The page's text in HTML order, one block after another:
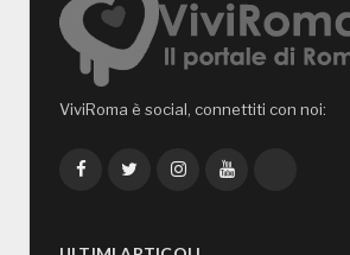
ViviRoma è social, connettiti con noi:
FacebookTwitterInstagramYouTube